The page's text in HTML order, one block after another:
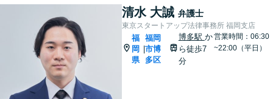
清水 大誠 弁護士
東京スタートアップ法律事務所 福岡支店
福
岡
県
|
福岡
市博
多区
博多駅 か
ら徒歩7
分
営業時間：06:30
~22:00（平日）